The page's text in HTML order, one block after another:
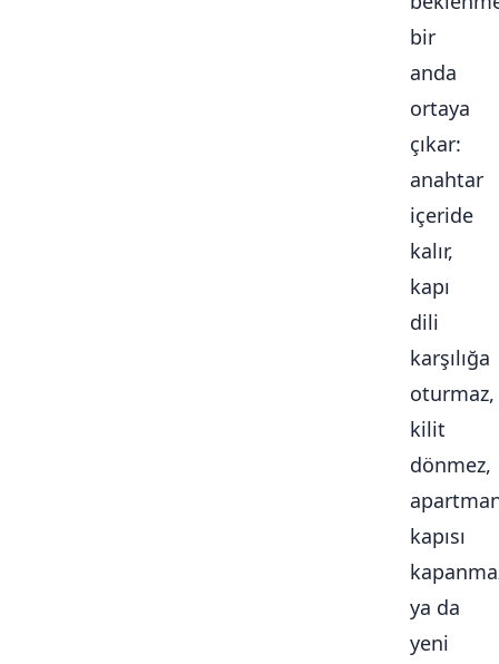
bir
anda
ortaya
çıkar:
anahtar
içeride
kalır,
kapı
dili
karşılığa
oturmaz,
kilit
dönmez,
kapısı
ya da
yeni